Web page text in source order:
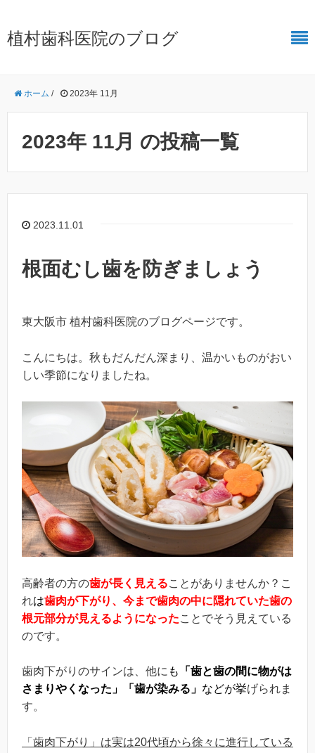
植村歯科医院のブログ
ホーム / 2023年 11月
2023年 11月 の投稿一覧
2023.11.01
根面むし歯を防ぎましょう
東大阪市 植村歯科医院のブログページです。
こんにちは。秋もだんだん深まり、温かいものがおい
しい季節になりましたね。
高齢者の方の歯が長く見えることがありませんか？こ
れは歯肉が下がり、今まで歯肉の中に隠れていた歯の
根元部分が見えるようになったことでそう見えている
のです。
歯肉下がりのサインは、他に も 「 歯と歯の間に物がは
さまりやくなった」「歯が染みる」 などが挙げられま
す。
「歯肉下がり」は実は20代頃から徐々に進行している